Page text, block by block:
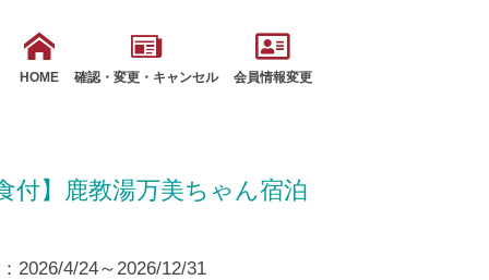
HOME 確認・変更・キャンセル 会員情報変更
付】鹿教湯万美ちゃん宿泊
2026/4/24～2026/12/31